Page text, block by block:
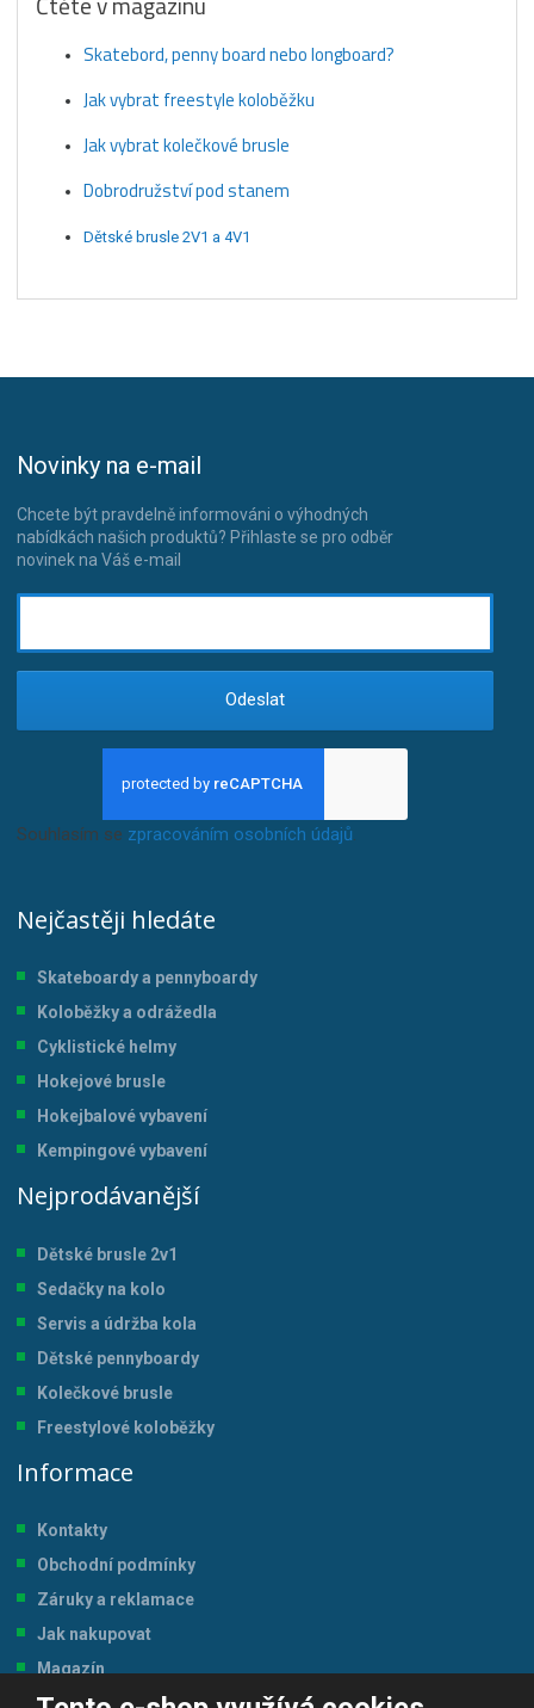
Skatebord, penny board nebo longboard?
Jak vybrat freestyle koloběžku
Jak vybrat kolečkové brusle
Dobrodružství pod stanem
Dětské brusle 2V1 a 4V1
Novinky na e-mail
Chcete být pravdelně informováni o výhodných
nabídkách našich produktů? Přihlaste se pro odběr
novinek na Váš e-mail
Odeslat
Souhlasím se zpracováním osobních údajů.
Nejčastěji hledáte
Skateboardy a pennyboardy
Koloběžky a odrážedla
Cyklistické helmy
Hokejové brusle
Hokejbalové vybavení
Kempingové vybavení
Nejprodávanější
Dětské brusle 2v1
Sedačky na kolo
Servis a údržba kola
Dětské pennyboardy
Kolečkové brusle
Freestylové koloběžky
Informace
Kontakty
Obchodní podmínky
Záruky a reklamace
Jak nakupovat
Magazín
Tabulka velikostí